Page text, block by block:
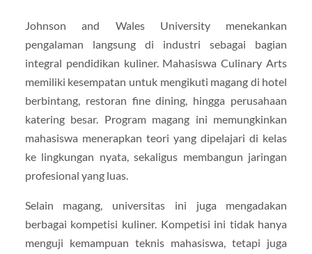
Johnson and Wales University menekankan
pengalaman langsung di industri sebagai bagian
integral pendidikan kuliner. Mahasiswa Culinary Arts
memiliki kesempatan untuk mengikuti magang di hotel
berbintang, restoran fine dining, hingga perusahaan
katering besar. Program magang ini memungkinkan
mahasiswa menerapkan teori yang dipelajari di kelas
ke lingkungan nyata, sekaligus membangun jaringan
profesional yang luas.
Selain magang, universitas ini juga mengadakan
berbagai kompetisi kuliner. Kompetisi ini tidak hanya
menguji kemampuan teknis mahasiswa, tetapi juga